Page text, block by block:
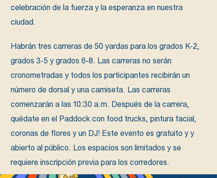
celebración de la fuerza y la esperanza en nuestra
ciudad.
Habrán tres carreras de 50 yardas para los grados K-2,
grados 3-5 y grados 6-8. Las carreras no serán
cronometradas y todos los participantes recibirán un
número de dorsal y una camiseta. Las carreras
comenzarán a las 10:30 a.m. Después de la carrera,
quédate en el Paddock con food trucks, pintura facial,
coronas de flores y un DJ! Este evento es gratuito y y
abierto al público. Los espacios son limitados y se
requiere inscripción previa para los corredores.